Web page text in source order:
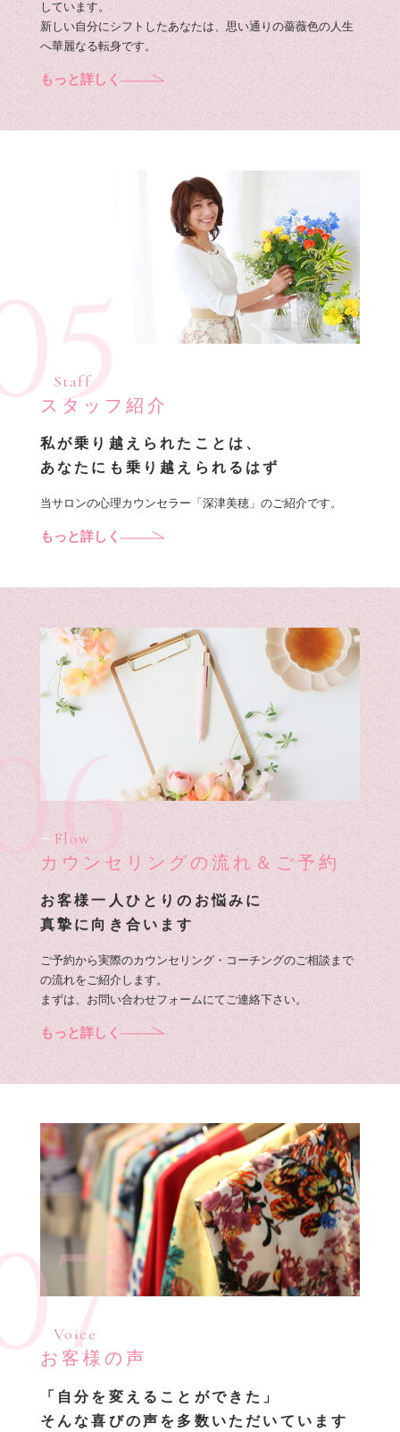
しています。
新しい自分にシフトしたあなたは、思い通りの薔薇色の人生
へ華麗なる転身です。
もっと詳しく
Staff
スタッフ紹介
私が乗り越えられたことは、
あなたにも乗り越えられるはず
当サロンの心理カウンセラー「深津美穂」のご紹介です。
もっと詳しく
Flow
カウンセリングの流れ＆ご予約
お客様一人ひとりのお悩みに
真摯に向き合います
ご予約から実際のカウンセリング・コーチングのご相談まで
の流れをご紹介します。
まずは、お問い合わせフォームにてご連絡下さい。
もっと詳しく
Voice
お客様の声
「自分を変えることができた」
そんな喜びの声を多数いただいています